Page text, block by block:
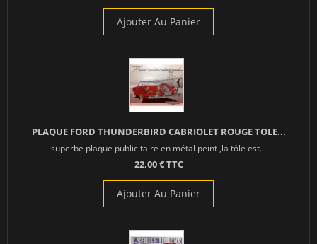
Ajouter Au Panier
PLAQUE FORD THUNDERBIRD CABRIOLET ROUGE TOLE...
superbe plaque publicitaire en métal peint ,la tôle est...
22,00 € TTC
Ajouter Au Panier